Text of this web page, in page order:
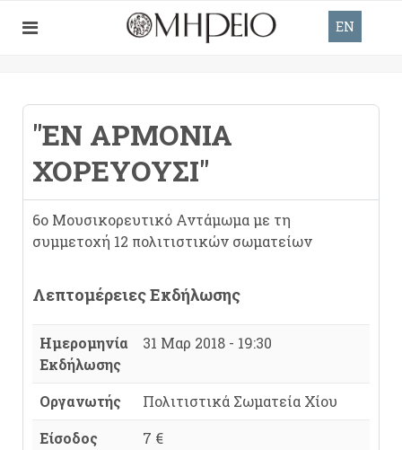
EN
"ΕΝ ΑΡΜΟΝΊΑ
ΧΟΡΕΎΟΥΣΙ"
6ο Μουσικορευτικό Αντάμωμα με τη
συμμετοχή 12 πολιτιστικών σωματείων
Λεπτομέρειες Εκδήλωσης
Ημερομηνία
Εκδήλωσης
31 Μαρ 2018 - 19:30
Οργανωτής
Πολιτιστικά Σωματεία Χίου
Είσοδος
7 €